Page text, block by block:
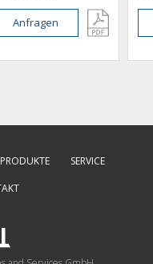
Anfragen
PRODUKTE
SERVICE